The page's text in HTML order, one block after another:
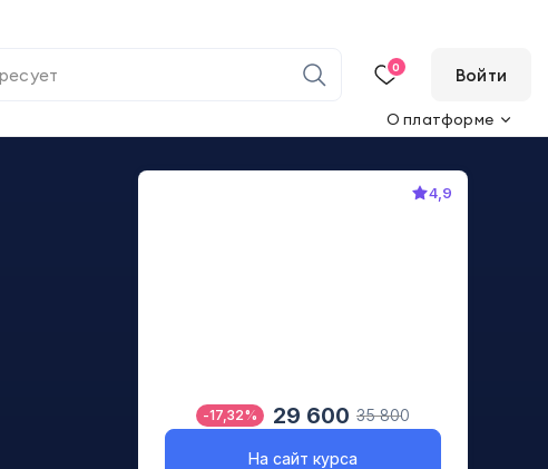
0 Войти
О платформе
4,9
-17,32% 29 600 35 800
На сайт курса